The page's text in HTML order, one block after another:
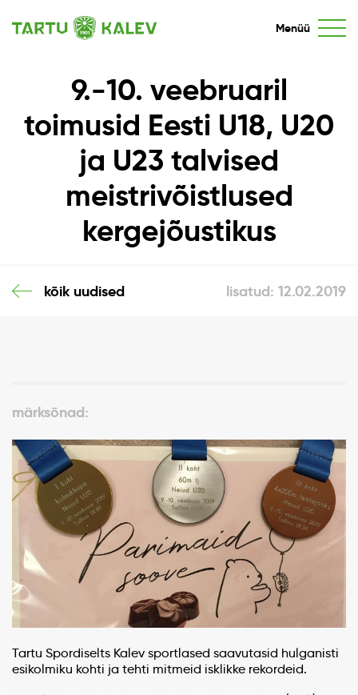
Menüü
9.-10. veebruaril
toimusid Eesti U18, U20
ja U23 talvised
meistrivõistlused
kergejõustikus
kõik uudised lisatud: 12.02.2019
märksõnad:
Tartu Spordiselts Kalev sportlased saavutasid hulganisti
esikolmiku kohti ja tehti mitmeid isklikke rekordeid.